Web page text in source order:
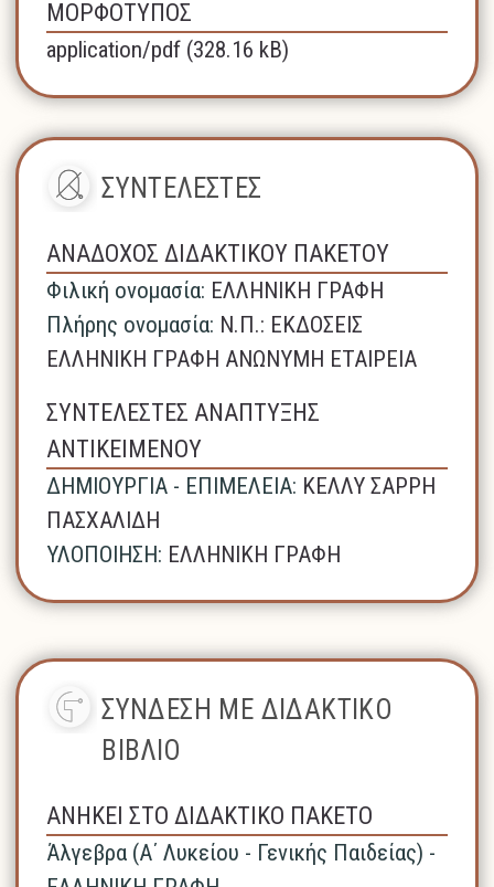
ΜΟΡΦΟΤΥΠΟΣ
application/pdf (328.16 kB)
ΣΥΝΤΕΛΕΣΤΕΣ
ΑΝΑΔΟΧΟΣ ΔΙΔΑΚΤΙΚΟΥ ΠΑΚΕΤΟΥ
Φιλική ονομασία: ΕΛΛΗΝΙΚΗ ΓΡΑΦΗ
Πλήρης ονομασία: N.Π.: ΕΚΔΟΣΕΙΣ
ΕΛΛΗΝΙΚΗ ΓΡΑΦΗ ΑΝΩΝΥΜΗ ΕΤΑΙΡΕΙΑ
ΣΥΝΤΕΛΕΣΤΕΣ ΑΝΑΠΤΥΞΗΣ
ΑΝΤΙΚΕΙΜΕΝΟΥ
ΔΗΜΙΟΥΡΓΙΑ - ΕΠΙΜΕΛΕΙΑ: ΚΕΛΛΥ ΣΑΡΡΗ
ΠΑΣΧΑΛΙΔΗ
ΥΛΟΠΟΙΗΣΗ: ΕΛΛΗΝΙΚΗ ΓΡΑΦΗ
ΣΥΝΔΕΣΗ ΜΕ ΔΙΔΑΚΤΙΚΟ
ΒΙΒΛΙΟ
ΑΝΗΚΕΙ ΣΤΟ ΔΙΔΑΚΤΙΚΟ ΠΑΚΕΤΟ
Άλγεβρα (A΄ Λυκείου - Γενικής Παιδείας) -